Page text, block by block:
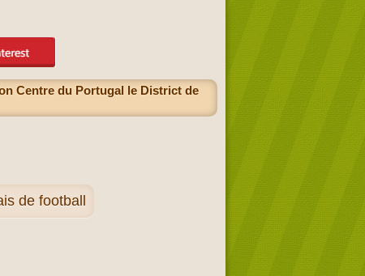
Centre du Portugal le District de
de football